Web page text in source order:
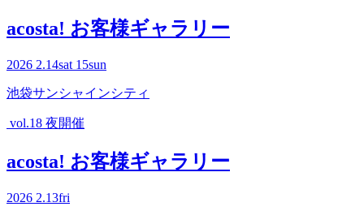
acosta! お客様ギャラリー
2026 2.14sat 15sun
池袋サンシャインシティ
vol.18 夜開催
acosta! お客様ギャラリー
2026 2.13fri